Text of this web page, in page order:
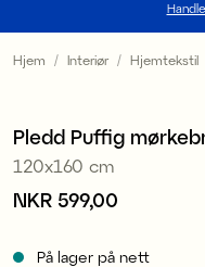
velg språk /
FI / EUR
NO / NKR
Hjem Interiør Hjemtekstil
Pledd Puffig
120x160 cm
Pris :NKR 599,00
NKR 599,00
På lager på nett